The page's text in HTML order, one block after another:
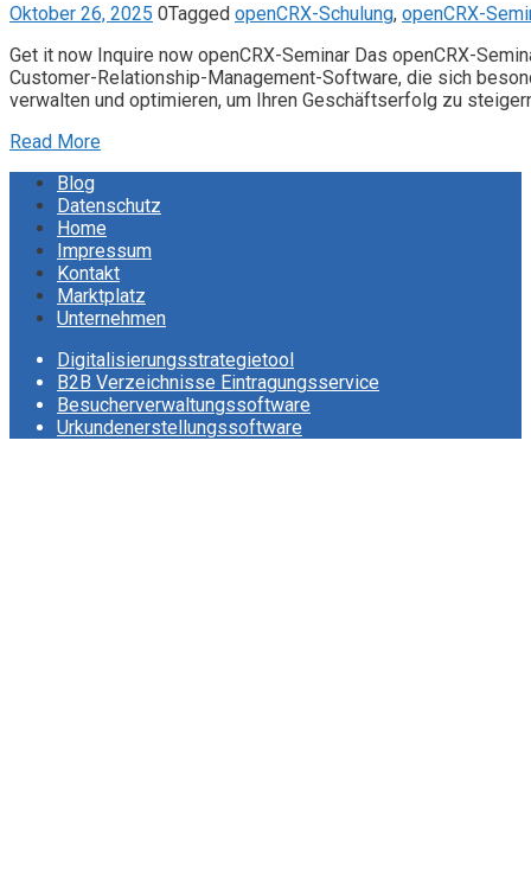
Oktober 26, 2025 0Tagged openCRX-Schulung, openCRX-
Get it now Inquire now openCRX-Seminar Das openCRX-
Customer-Relationship-Management-Software, die sich
verwalten und optimieren, um Ihren Geschäftserfolg zu
Read More
Blog
Datenschutz
Home
Impressum
Kontakt
Marktplatz
Unternehmen
Digitalisierungsstrategietool
B2B Verzeichnisse Eintragungsservice
Besucherverwaltungssoftware
Urkundenerstellungssoftware